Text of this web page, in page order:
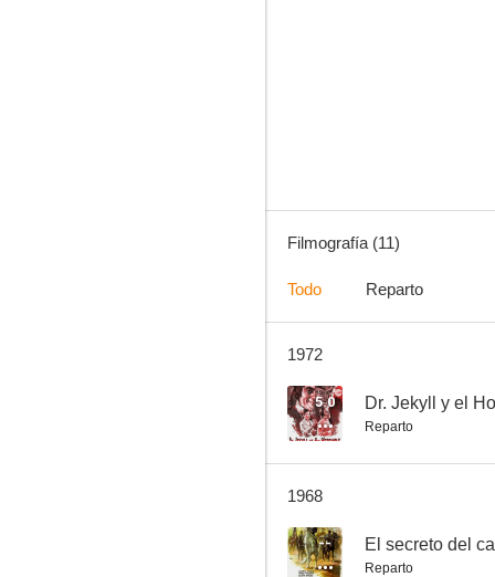
--
Filmografía (11)
Todo Reparto
1972
5.0 Dr. Jekyll y el
Reparto
1968
-- El secreto del
Reparto